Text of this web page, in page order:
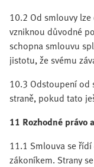
10.2 Od smlouvy
vzniknou důvodné
schopna smlouvu
jistotu, že svému
10.3 Odstoupení od
straně, pokud tato
11 Rozhodné právo
11.1 Smlouva se
zákoníkem. Strany